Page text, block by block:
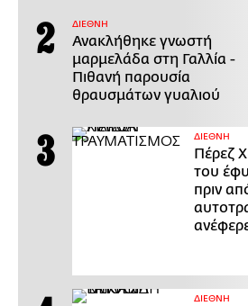
ΔΙΕΘΝΗ
Ανακλήθηκε γνωστή
μαρμελάδα στη Γαλλία -
Πιθανή παρουσία
θραυσμάτων γυαλιού
ΔΙΕΘΝΗ
Πέρεζ
του
πριν
ΔΙΕΘΝΗ